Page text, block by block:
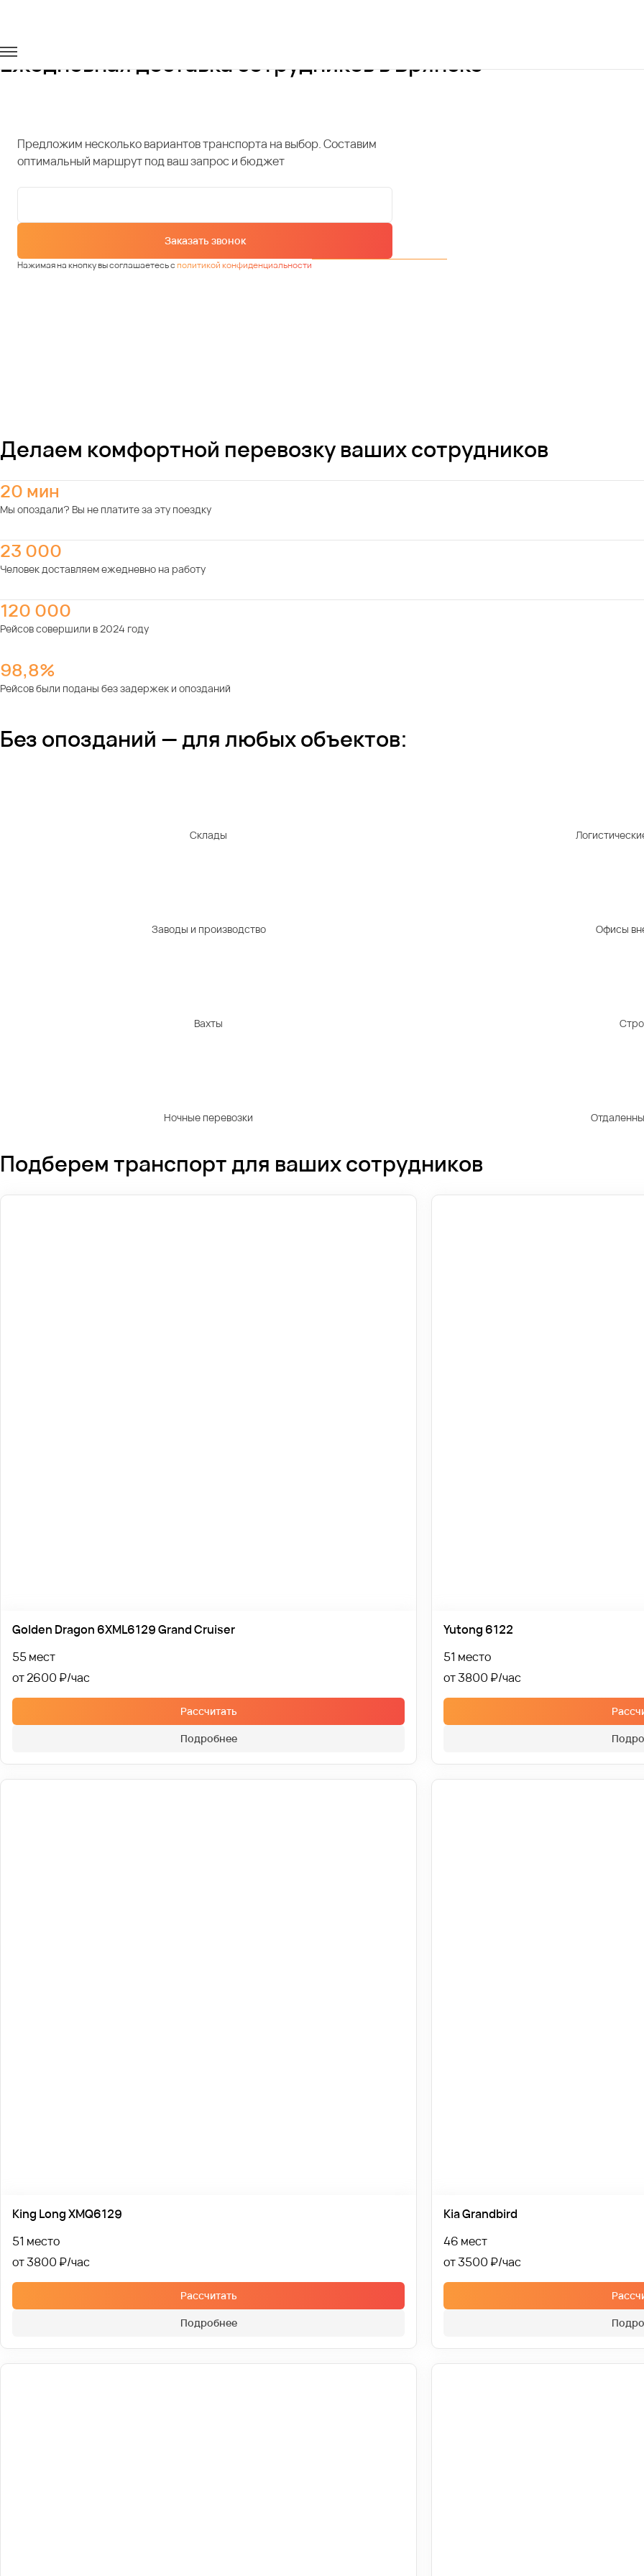
Ежедневная доставка сотрудников в Брянске
Предложим несколько вариантов транспорта на выбор. Составим
оптимальный маршрут под ваш запрос и бюджет
Заказать звонок
Нажимая на кнопку вы соглашаетесь сполитикой конфиденциальности
Делаем комфортной перевозку ваших сотрудников
20 мин
Мы опоздали? Вы не платите за эту поездку
23 000
Человек доставляем ежедневно на работу
120 000
Рейсов совершили в 2024 году
98,8%
Рейсов были поданы без задержек и опозданий
Без опозданий — для любых объектов:
Склады
Заводы и производство Офисы
Вахты
Ночные перевозки
Подберем транспорт для ваших сотрудников
Golden Dragon 6XML6129 Grand Cruiser
55 мест
от 2600 ₽
Рассчитать
Подробнее
Yutong 6122
51 место
от 3800 ₽
King Long XMQ6129
51 место
от 3800 ₽
Рассчитать
Подробнее
Kia Grandbird
46 мест
от 3500 ₽